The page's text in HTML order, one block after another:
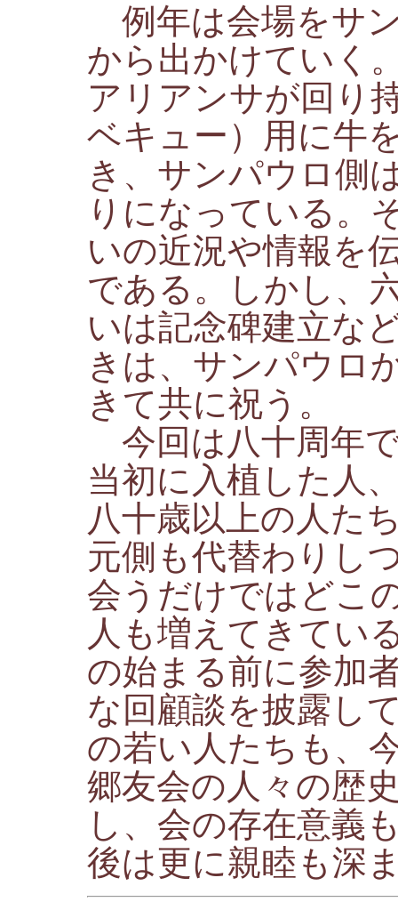
例年は会場をサ
から出かけていく
アリアンサが回り
ベキュー）用に牛
き、サンパウロ側
りになっている。
いの近況や情報を
である。しかし、
いは記念碑建立な
きは、サンパウロ
きて共に祝う。
今回は八十周年
当初に入植した人
八十歳以上の人た
元側も代替わりし
会うだけではどこ
人も増えてきてい
の始まる前に参加
な回顧談を披露し
の若い人たちも、
郷友会の人々の歴
し、会の存在意義
後は更に親睦も深